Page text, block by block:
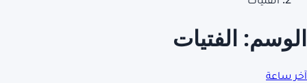
الوسم: الفتيات
آخر ساعة